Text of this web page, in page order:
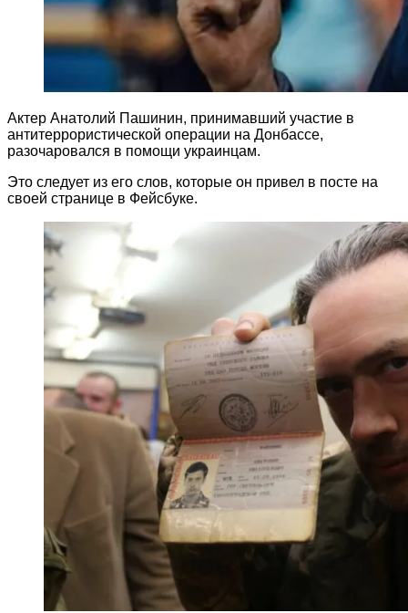
Актер Анатолий Пашинин, принимавший участие в
антитеррористической операции на Донбассе,
разочаровался в помощи украинцам.
Это следует из его слов, которые он привел в посте на
своей странице в Фейсбуке.